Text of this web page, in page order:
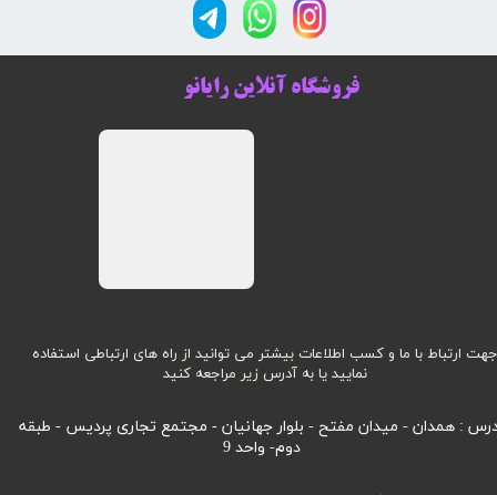
جهت ارتباط با ما و کسب اطلاعات بیشتر می توانید از راه های ارتباطی استفاده
نمایید یا به آدرس زیر مراجعه کنید
: همدان - میدان مفتح - بلوار جهانیان - مجتمع تجاری پردیس - طبقه
دوم- واحد 9
فروشگاه آنلاین رایانو